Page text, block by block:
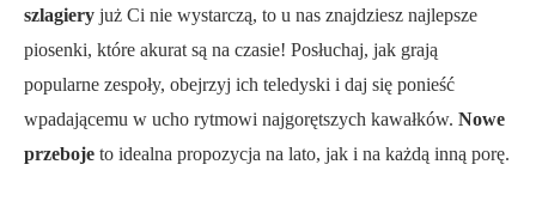
szlagiery już Ci nie wystarczą, to u nas znajdziesz najlepsze
piosenki, które akurat są na czasie! Posłuchaj, jak grają
popularne zespoły, obejrzyj ich teledyski i daj się ponieść
wpadającemu w ucho rytmowi najgorętszych kawałków. Nowe
przeboje to idealna propozycja na lato, jak i na każdą inną porę.